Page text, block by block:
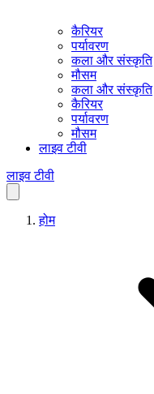
कैरियर
पर्यावरण
कला और संस्कृति
मौसम
कला और संस्कृति
कैरियर
पर्यावरण
मौसम
लाइव टीवी
लाइव टीवी
होम